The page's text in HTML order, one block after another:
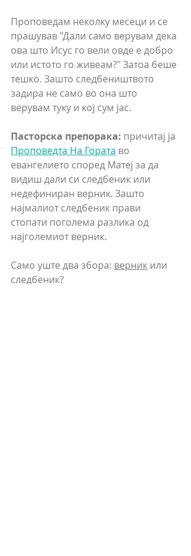
Проповедам неколку месеци и се
прашував "Дали само верувам дека
ова што Исус го вели овде е добро
или истото го живеам?" Затоа беше
тешко. Зашто следбеништвото
задира не само во она што
верувам туку и кој сум јас.
Пасторска препорака: причитај ја
Проповедта На Гората во
евангелието според Матеј за да
видиш дали си следбеник или
недефиниран верник. Зашто
најмалиот следбеник прави
стопати поголема разлика од
најголемиот верник.
Само уште два збора: верник или
следбеник?